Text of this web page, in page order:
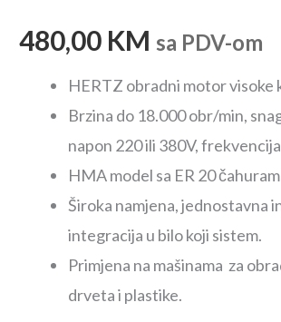
480,00 KM sa PDV-om
HERTZ obradni motor visoke
Brzina do 18.000 obr/min,
napon 220 ili 380V,
HMA model sa ER 20
Široka namjena, jednostavna
integracija u bilo koji sistem.
Primjena na mašinama za
drveta i plastike.